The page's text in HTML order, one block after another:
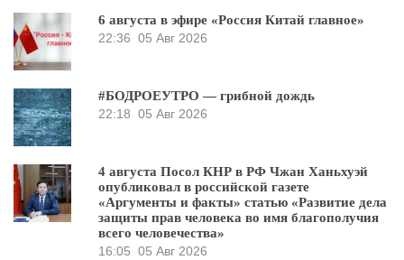
6 августа в эфире «Россия Китай главное»
22:36 05 Авг 2026
#БОДРОЕУТРО — грибной дождь
22:18 05 Авг 2026
4 августа Посол КНР в РФ Чжан Ханьхуэй
опубликовал в российской газете
«Аргументы и факты» статью «Развитие дела
защиты прав человека во имя благополучия
всего человечества»
16:05 05 Авг 2026